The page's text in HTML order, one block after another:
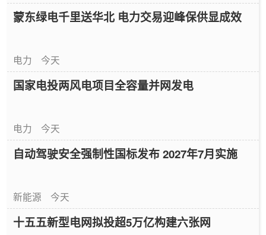
蒙东绿电千里送华北 电力交易迎峰保供显成效
电力 今天
国家电投两风电项目全容量并网发电
电力 今天
自动驾驶安全强制性国标发布 2027年7月实施
新能源 今天
十五五新型电网拟投超5万亿构建六张网